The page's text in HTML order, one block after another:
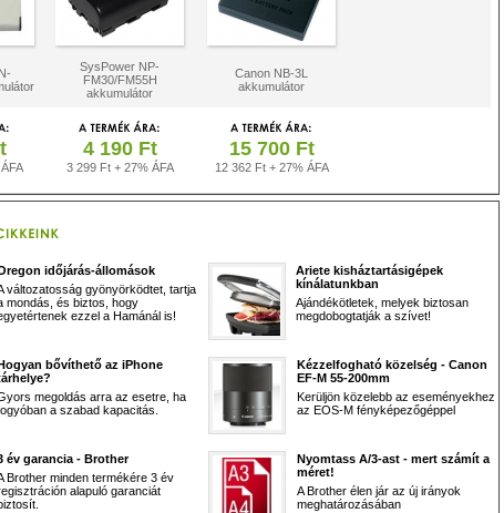
SysPower NP-
FM30/FM55H
akkumulátor
Canon NB-3L
akkumulátor
4 190 Ft
3 299 Ft + 27% ÁFA
15 700 Ft
12 362 Ft + 27% ÁFA
időjárás-állomások
változatosság gyönyörködtet, tartja
mondás, és biztos, hogy
ezzel a Hamánál is!
Ariete kisháztartásigépek
kínálatunkban
Ajándékötletek, melyek biztosan
megdobogtatják a szívet!
bővíthető az iPhone
megoldás arra az esetre, ha
a szabad kapacitás.
Kézzelfogható közelség - Canon
EF-M 55-200mm
Kerüljön közelebb az eseményekhez
az EOS-M fényképezőgéppel
év garancia - Brother
Brother minden termékére 3 év
alapuló garanciát
Nyomtass A/3-ast - mert számít a
méret!
A Brother élen jár az új irányok
meghatározásában